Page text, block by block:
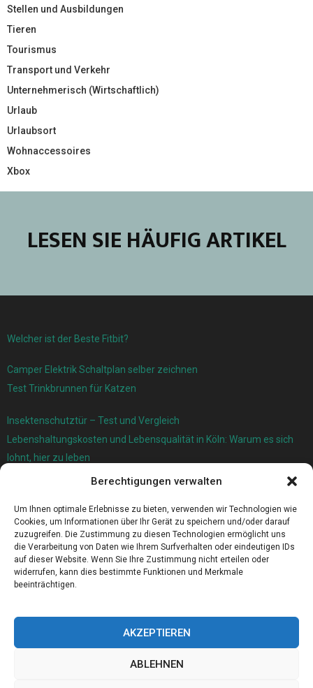
Berechtigungen verwalten
Um Ihnen optimale Erlebnisse zu bieten, verwenden wir Technologien wie
Cookies, um Informationen über Ihr Gerät zu speichern und/oder darauf
zuzugreifen. Die Zustimmung zu diesen Technologien ermöglicht uns
die Verarbeitung von Daten wie Ihrem Surfverhalten oder eindeutigen IDs
auf dieser Website. Wenn Sie Ihre Zustimmung nicht erteilen oder
widerrufen, kann dies bestimmte Funktionen und Merkmale
beeinträchtigen.
AKZEPTIEREN
ABLEHNEN
Stellen und Ausbildungen
Tieren
Tourismus
Transport und Verkehr
Unternehmerisch (Wirtschaftlich)
Urlaub
Urlaubsort
Wohnaccessoires
Xbox
LESEN SIE HÄUFIG ARTIKEL
Welcher ist der Beste Fitbit?
Camper Elektrik Schaltplan selber zeichnen
Test Trinkbrunnen für Katzen
Insektenschutztür – Test und Vergleich
Lebenshaltungskosten und Lebensqualität in Köln: Warum es sich
lohnt, hier zu leben
Ersatzfedern für Ihr Trampolin
Holländischer Stoffmarkt in Ihrer Nähe